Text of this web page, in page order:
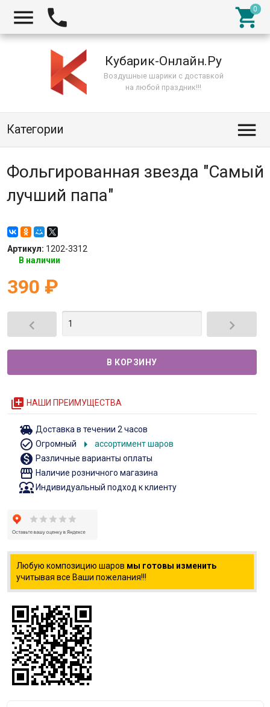
  
Кубарик-Онлайн.Ру
Воздушные шарики с доставкой
на любой праздник!!!
Категории 
Фольгированная звезда "Самый
лучший папа"
Артикул: 1202-3312
В наличии
390 ₽
 
queue НАШИ ПРЕИМУЩЕСТВА
toys Доставка в течении 2 часов
check_circle_outline Огромный arrow_right ассортимент шаров
monetization_on Различные варианты оплаты
storefront Наличие розничного магазина
diversity_1Индивидуальный подход к клиенту
Любую композицию шаров мы готовы изменить
учитывая все Ваши пожелания!!!